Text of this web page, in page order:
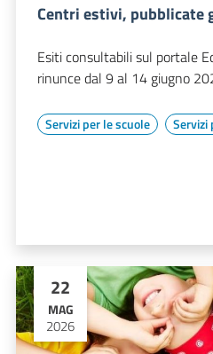
Centri estivi, pubblicate
Esiti consultabili sul portale
rinunce dal 9 al 14 giugno
Servizi per le scuole Servizi
22
MAG
2026